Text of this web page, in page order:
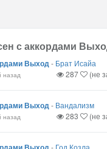
с аккордами
Выход- Брат Исайа
назад 287 (не
Выход- Вандализм
назад 283 (не
- Год Козла